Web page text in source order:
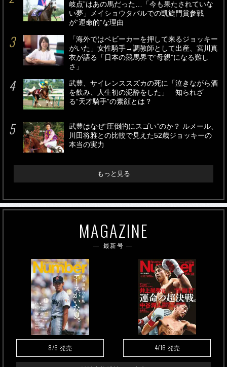
岐点”はあの馬だった…「今も果たされていな
い夢」メイショウタバルでの凱旋門賞参戦
が“運命的”な理由
「海外ではベビーカーを押して来るジョッキー
がいた」女性騎手→調教師として出産、宮川真
衣が語る「日本の競馬界で“母親”になる難し
さ」
武豊、サイレンススズカの死に「泣きながら酒
を飲み、人生初の泥酔をした」 知られざ
る“天才騎手”の素顔とは？
武豊はなぜ“圧倒的にスゴい”のか？ ルメール、
川田将雅との比較で見えた52歳ジョッキーの
本当の実力
もっと見る
MAGAZINE
最新号
8/6 発売 4/16 発売